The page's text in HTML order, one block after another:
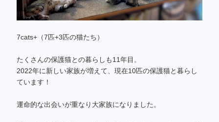
7cats+（7匹+3匹の猫たち）
たくさんの保護猫との暮らしも11年目。
2022年に新しい家族が増えて、現在10匹の保護猫と暮らし
ています！
運命的な出会いが重なり大家族になりました。